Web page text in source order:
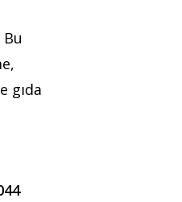
gıda